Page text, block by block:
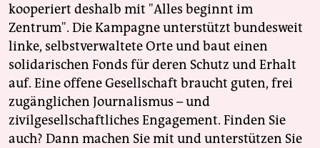
kooperiert deshalb mit "Alles beginnt im
Zentrum". Die Kampagne unterstützt bundesweit
linke, selbstverwaltete Orte und baut einen
solidarischen Fonds für deren Schutz und Erhalt
auf. Eine offene Gesellschaft braucht guten, frei
zugänglichen Journalismus – und
zivilgesellschaftliches Engagement. Finden Sie
auch? Dann machen Sie mit und unterstützen Sie